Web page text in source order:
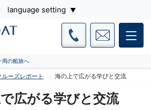
language setting
周の船旅へ
ルーズレポート 海の上で広がる学びと交流
広がる学びと交流